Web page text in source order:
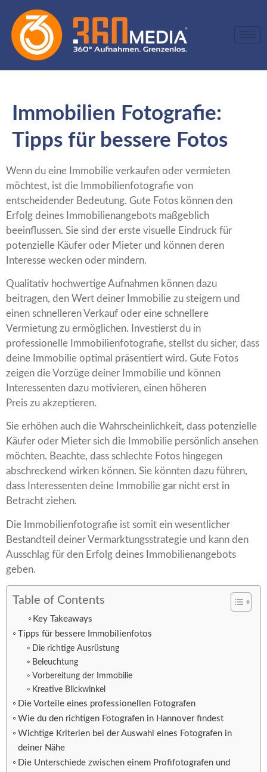
Immobilien Fotografie:
Tipps für bessere Fotos
Wenn du eine Immobilie verkaufen oder vermieten
möchtest, ist die Immobilienfotografie von
entscheidender Bedeutung. Gute Fotos können den
Erfolg deines Immobilienangebots maßgeblich
beeinflussen. Sie sind der erste visuelle Eindruck für
potenzielle Käufer oder Mieter und können deren
Interesse wecken oder mindern.
Qualitativ hochwertige Aufnahmen können dazu
beitragen, den Wert deiner Immobilie zu steigern und
einen schnelleren Verkauf oder eine schnellere
Vermietung zu ermöglichen. Investierst du in
professionelle Immobilienfotografie, stellst du sicher, dass
deine Immobilie optimal präsentiert wird. Gute Fotos
zeigen die Vorzüge deiner Immobilie und können
Interessenten dazu motivieren, einen höheren
Preis zu akzeptieren.
Sie erhöhen auch die Wahrscheinlichkeit, dass potenzielle
Käufer oder Mieter sich die Immobilie persönlich ansehen
möchten. Beachte, dass schlechte Fotos hingegen
abschreckend wirken können. Sie könnten dazu führen,
dass Interessenten deine Immobilie gar nicht erst in
Betracht ziehen.
Die Immobilienfotografie ist somit ein wesentlicher
Bestandteil deiner Vermarktungsstrategie und kann den
Ausschlag für den Erfolg deines Immobilienangebots
geben.
Table of Contents
Key Takeaways
Tipps für bessere Immobilienfotos
Die richtige Ausrüstung
Beleuchtung
Vorbereitung der Immobilie
Kreative Blickwinkel
Die Vorteile eines professionellen Fotografen
Wie du den richtigen Fotografen in Hannover findest
Wichtige Kriterien bei der Auswahl eines Fotografen in
deiner Nähe
Die Unterschiede zwischen einem Profifotografen und